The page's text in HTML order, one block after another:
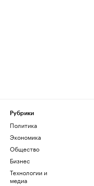
Рубрики
Политика
Экономика
Общество
Бизнес
Технологии и
медиа